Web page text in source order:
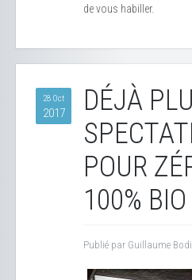
de vous habiller.
28 Oct
2017
DÉJÀ
POUR
100% BIO
Publié par Guillaume